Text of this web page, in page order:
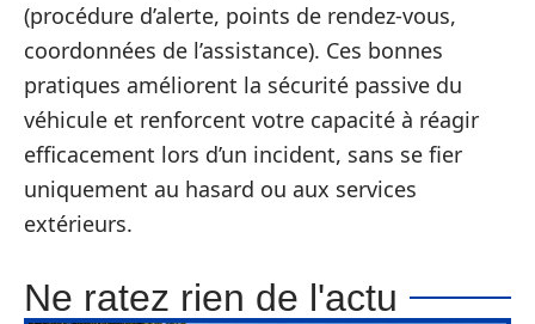
(procédure d’alerte, points de rendez‑vous,
coordonnées de l’assistance). Ces bonnes
pratiques améliorent la sécurité passive du
véhicule et renforcent votre capacité à réagir
efficacement lors d’un incident, sans se fier
uniquement au hasard ou aux services
extérieurs.
Ne ratez rien de l'actu